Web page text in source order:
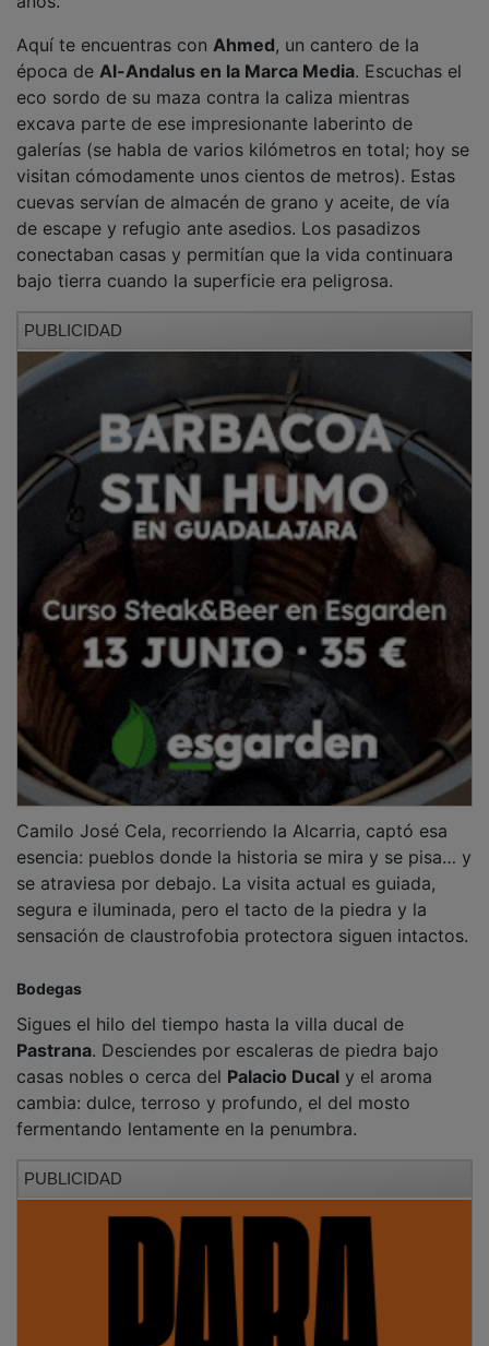
Aquí te encuentras con Ahmed, un cantero de la
época de Al-Andalus en la Marca Media. Escuchas el
eco sordo de su maza contra la caliza mientras
excava parte de ese impresionante laberinto de
galerías (se habla de varios kilómetros en total; hoy se
visitan cómodamente unos cientos de metros). Estas
cuevas servían de almacén de grano y aceite, de vía
de escape y refugio ante asedios. Los pasadizos
conectaban casas y permitían que la vida continuara
bajo tierra cuando la superficie era peligrosa.
PUBLICIDAD
Camilo José Cela, recorriendo la Alcarria, captó esa
esencia: pueblos donde la historia se mira y se pisa… y
se atraviesa por debajo. La visita actual es guiada,
segura e iluminada, pero el tacto de la piedra y la
sensación de claustrofobia protectora siguen intactos.
Bodegas
Sigues el hilo del tiempo hasta la villa ducal de
Pastrana. Desciendes por escaleras de piedra bajo
casas nobles o cerca del Palacio Ducal y el aroma
cambia: dulce, terroso y profundo, el del mosto
fermentando lentamente en la penumbra.
PUBLICIDAD